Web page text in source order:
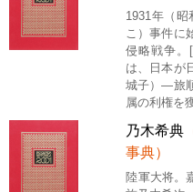
1931年（昭
こ）事件に
侵略戦争
は、日本が
城子）―旅
属の利権を
乃木希典
事典）
陸軍大将。